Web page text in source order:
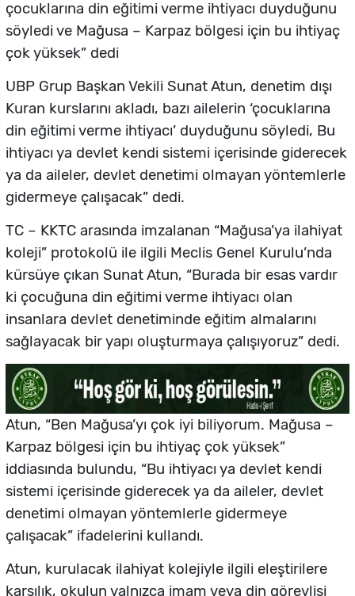
çocuklarına din eğitimi verme ihtiyacı duyduğunu
söyledi ve Mağusa – Karpaz bölgesi için bu ihtiyaç
çok yüksek” dedi
UBP Grup Başkan Vekili Sunat Atun, denetim dışı
Kuran kurslarını akladı, bazı ailelerin ‘çocuklarına
din eğitimi verme ihtiyacı’ duyduğunu söyledi, Bu
ihtiyacı ya devlet kendi sistemi içerisinde giderecek
ya da aileler, devlet denetimi olmayan yöntemlerle
gidermeye çalışacak” dedi.
TC – KKTC arasında imzalanan “Mağusa’ya ilahiyat
koleji” protokolü ile ilgili Meclis Genel Kurulu’nda
kürsüye çıkan Sunat Atun, “Burada bir esas vardır
ki çocuğuna din eğitimi verme ihtiyacı olan
insanlara devlet denetiminde eğitim almalarını
sağlayacak bir yapı oluşturmaya çalışıyoruz” dedi.
Atun, “Ben Mağusa’yı çok iyi biliyorum. Mağusa –
Karpaz bölgesi için bu ihtiyaç çok yüksek”
iddiasında bulundu, “Bu ihtiyacı ya devlet kendi
sistemi içerisinde giderecek ya da aileler, devlet
denetimi olmayan yöntemlerle gidermeye
çalışacak” ifadelerini kullandı.
Atun, kurulacak ilahiyat kolejiyle ilgili eleştirilere
karşılık, okulun yalnızca imam veya din görevlisi